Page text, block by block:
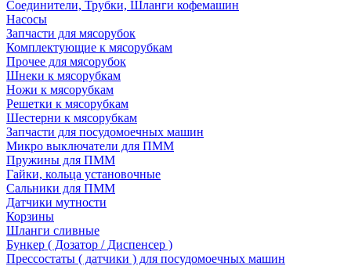
Соединители, Трубки, Шланги кофемашин
Насосы
Запчасти для мясорубок
Комплектующие к мясорубкам
Прочее для мясорубок
Шнеки к мясорубкам
Ножи к мясорубкам
Решетки к мясорубкам
Шестерни к мясорубкам
Запчасти для посудомоечных машин
Микро выключатели для ПММ
Пружины для ПММ
Гайки, кольца установочные
Сальники для ПММ
Датчики мутности
Корзины
Шланги сливные
Бункер ( Дозатор / Диспенсер )
Прессостаты ( датчики ) для посудомоечных машин